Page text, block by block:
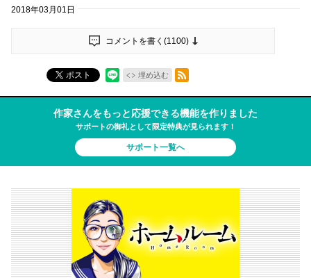
2018年03月01日
コメントを書く(1100)
ポスト 埋め込む
RSSフィード
作家さんをもっと応援できる機能を作りました
サポートの御礼として限定特典が見られます！
サポート一覧へ